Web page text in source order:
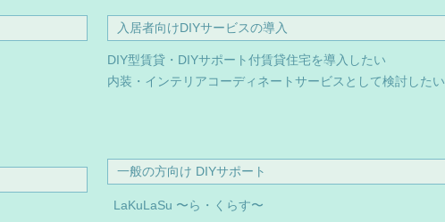
入居者向けDIYサービスの導入
DIY型賃貸・DIYサポート付賃貸住宅を導入したい
内装・インテリアコーディネートサービスとして検討したい
一般の方向け DIYサポート
LaKuLaSu 〜ら・くらす〜